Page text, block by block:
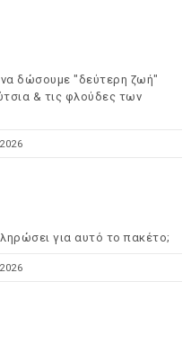
δώσουμε "δεύτερη ζωή"
& τις φλούδες των
για αυτό το πακέτο;